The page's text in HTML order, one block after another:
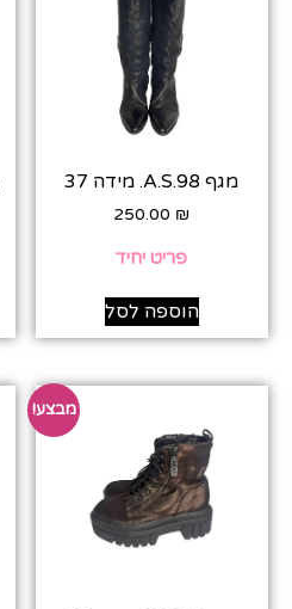
מגף A.S.98. מידה 37
250.00 ₪
פריט יחיד
הוספה לסל
מבצע!